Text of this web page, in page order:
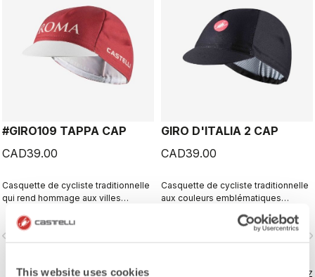
This website uses cookies
#GIRO109 TAPPA CAP
CAD39.00
Casquette de cycliste traditionnelle
qui rend hommage aux villes
parcours du Giro d’Italia
COMPAREZ
GIRO D'ITALIA 2 CAP
CAD39.00
Casquette de cycliste traditionnelle
aux couleurs emblématiques
COMPAREZ